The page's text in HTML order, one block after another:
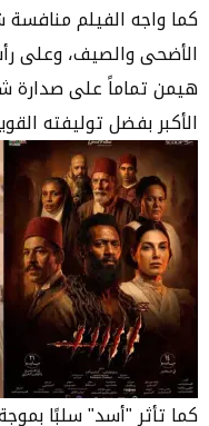
كما واجه الفيلم
الأضحى والصيف، وعلى
هيمن تماماً على صدارة
الأكبر بفضل توليفته
كما تأثر "أسد" سلبًا